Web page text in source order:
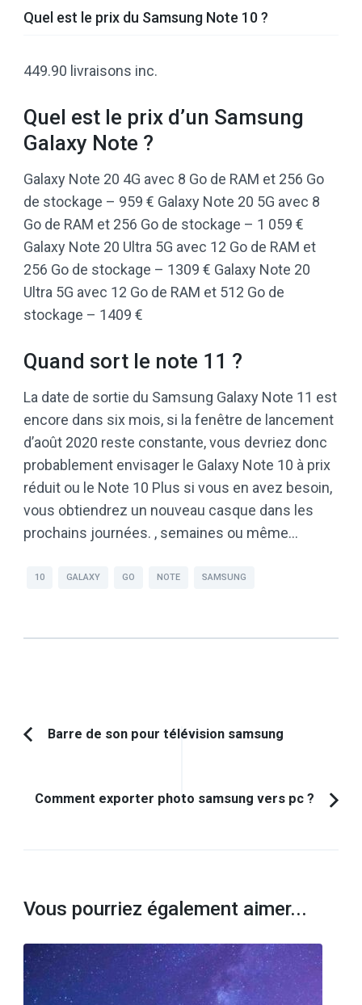
Quel est le prix du Samsung Note 10 ?
449.90 livraisons inc.
Quel est le prix d’un Samsung
Galaxy Note ?
Galaxy Note 20 4G avec 8 Go de RAM et 256 Go
de stockage – 959 € Galaxy Note 20 5G avec 8
Go de RAM et 256 Go de stockage – 1 059 €
Galaxy Note 20 Ultra 5G avec 12 Go de RAM et
256 Go de stockage – 1309 € Galaxy Note 20
Ultra 5G avec 12 Go de RAM et 512 Go de
stockage – 1409 €
Quand sort le note 11 ?
La date de sortie du Samsung Galaxy Note 11 est
encore dans six mois, si la fenêtre de lancement
d’août 2020 reste constante, vous devriez donc
probablement envisager le Galaxy Note 10 à prix
réduit ou le Note 10 Plus si vous en avez besoin,
vous obtiendrez un nouveau casque dans les
prochains journées. , semaines ou même…
10 GALAXY GO NOTE SAMSUNG
Navigation
Barre de son pour télévision samsung
Comment exporter photo samsung vers pc ?
Vous pourriez également aimer...